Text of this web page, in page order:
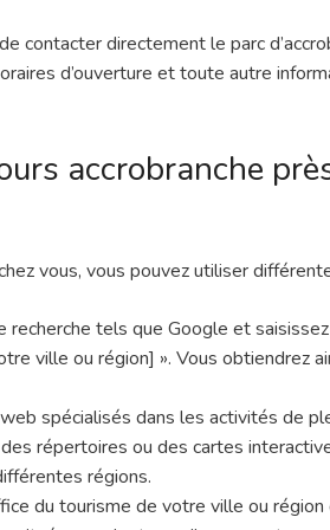
contacter directement le parc
d’ouverture et toute autre
accrobranche
vous, vous pouvez utiliser
recherche tels que Google et
ville ou région] ». Vous obtiendrez
spécialisés dans les activités de
répertoires ou des cartes
régions.
du tourisme de votre ville ou